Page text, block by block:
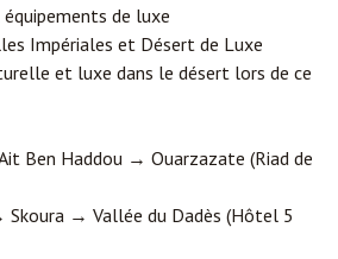
de luxe
Impériales et Désert de Luxe
et luxe dans le désert lors de ce
Ben Haddou → Ouarzazate (Riad de
→ Vallée du Dadès (Hôtel 5